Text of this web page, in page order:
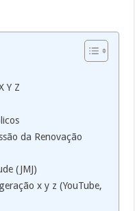
Y Z
da Renovação
(JMJ)
x y z (YouTube,